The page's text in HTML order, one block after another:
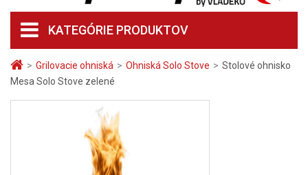
> Grilovacie ohniská > Ohniská Solo Stove > Stolové ohnisko
Mesa Solo Stove zelené
KATEGÓRIE PRODUKTOV